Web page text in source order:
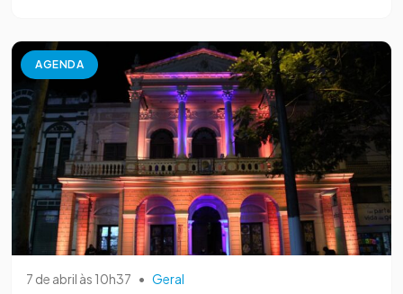
AGENDA
7 de abril às 10h37 • Geral